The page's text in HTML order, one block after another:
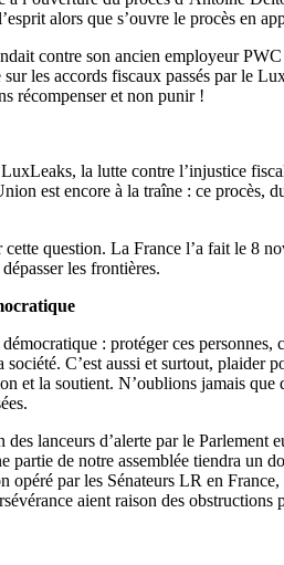
alors que s’ouvre le procès en
contre son ancien employeur
les accords fiscaux passés par le
récompenser et non punir !
la lutte contre l’injustice
est encore à la traîne : ce
question. La France l’a fait le 8
les frontières.
: protéger ces
C’est aussi et surtout,
et la soutient. N’oublions jamais que
lanceurs d’alerte par le
partie de notre assemblée tiendra un
par les Sénateurs LR en
aient raison des